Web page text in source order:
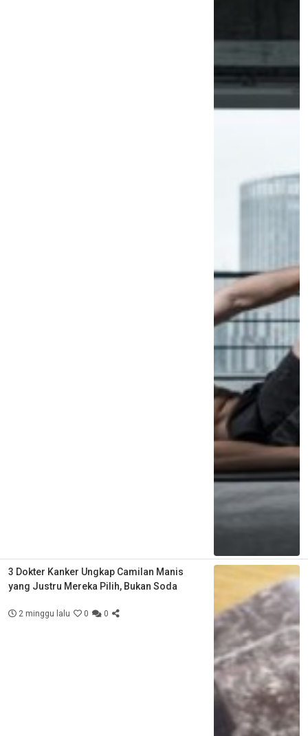
3 Dokter Kanker Ungkap Camilan Manis
yang Justru Mereka Pilih, Bukan Soda
2 minggu lalu 0 0